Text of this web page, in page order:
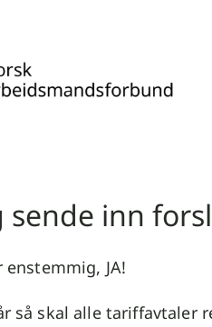
sende inn
enstemmig, JA!
så skal alle tariffavtaler